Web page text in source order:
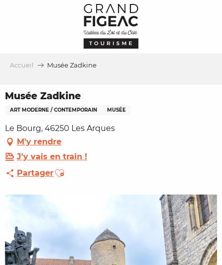
Accueil Musée Zadkine
Musée Zadkine
ART MODERNE / CONTEMPORAIN MUSÉE
Le Bourg, 46250 Les Arques
M'y rendre
J'y vais en train !
PartagerAjouter aux favoris